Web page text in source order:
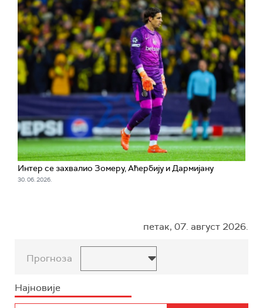
Интер се захвалио Зомеру, Аћербију и Дармијану
30. 06. 2026.
петак, 07. август 2026.
Прогноза
Најновије